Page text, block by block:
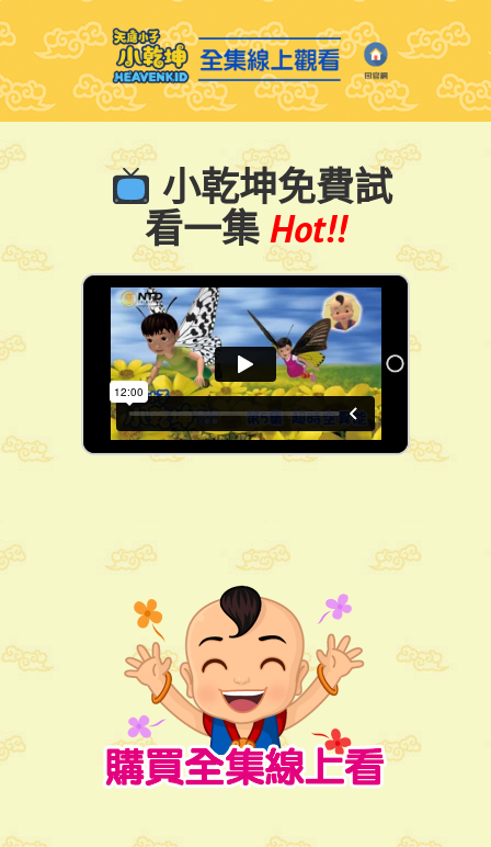
小乾坤免費試
看一集Hot!!